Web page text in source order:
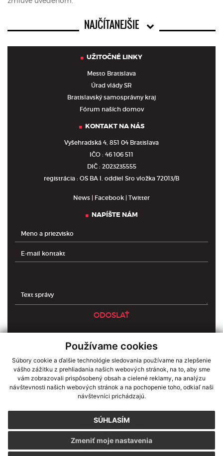
Používame cookies
Súbory cookie a ďalšie technológie sledovania používame na zlepšenie
vášho zážitku z prehliadania našich webových stránok, na to, aby sme
vám zobrazovali prispôsobený obsah a cielené reklamy, na analýzu
návštevnosti našich webových stránok a na pochopenie toho, odkiaľ naši
návštevníci prichádzajú.
SÚHLASÍM
Zmeniť moje nastavenia
NAJČÍTANEJŠIE
UŽITOČNÉ LINKY
Mesto Bratislava
Úrad vlády SR
Bratislavský samosprávny kraj
Fórum naších domov
KONTAKT NA NÁS
Vyšehradská 4, 851 04 Bratislava
IČO : 46 106 511
DIČ : 2023235555
registrácia : OS BA I. oddiel Sro vložka 72013/B
News | Facebook | Twitter
NAPÍŠTE NÁM
ODOSLAŤ
Domov
Informácie
Novinky
Služby
Modernizácia
Referencie
Kontakty
Klientska zóna
webdesign|